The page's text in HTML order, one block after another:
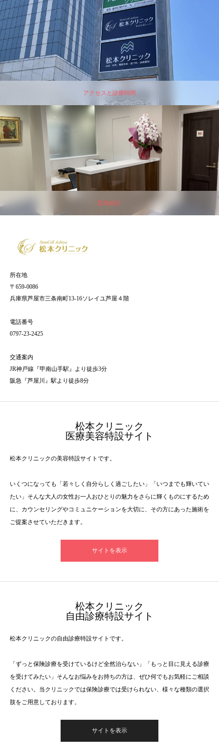
アクセスと診療時間
院内紹介
所在地
〒659-0086
兵庫県芦屋市三条南町13-16ソレイユ芦屋４階
電話番号
0797-23-2425
交通案内
JR神戸線『甲南山手駅』より徒歩3分
阪急『芦屋川』駅より徒歩8分
松本クリニック
医療美容特設サイト
松本クリニックの美容特設サイトです。
いくつになっても「若々しく自分らしく過ごしたい」「いつまでも輝いてい
たい」そんな大人の女性お一人おひとりの魅力をさらに輝くものにするため
に、カウンセリングやコミュニケーションを大切に、その方にあった施術を
ご提案させていただきます。
サイトを表示
​松本クリニック
自由診療特設サイト
松本クリニックの自由診療特設サイトです。
「ずっと保険診療を受けているけど全然治らない」「もっと目に見える診療
を受けてみたい」そんなお悩みをお持ちの方は、ぜひ何でもお気軽にご相談
ください。当クリニックでは保険診療では受けられない、様々な種類の選択
肢をご用意しております。
サイトを表示